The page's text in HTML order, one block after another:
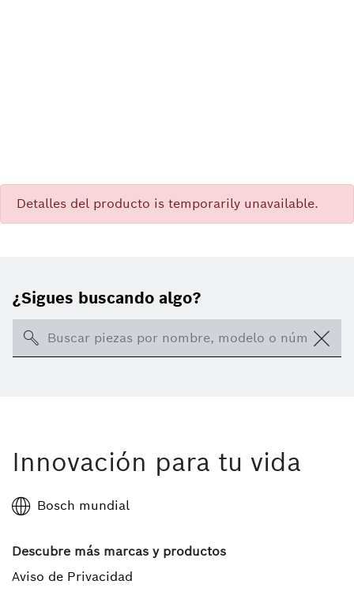
Detalles del producto is temporarily unavailable.
¿Sigues buscando algo?
Search
Innovación para tu vida
Bosch mundial
Descubre más marcas y productos
Aviso de Privacidad